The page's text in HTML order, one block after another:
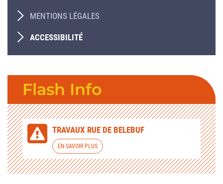
MENTIONS LÉGALES
ACCESSIBILITÉ
Flash Info
TRAVAUX RUE DE BELEBUF
EN SAVOIR PLUS